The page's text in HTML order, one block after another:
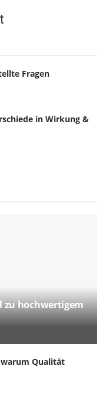
Fragen
in Wirkung &
zu hochwertigem
Qualität